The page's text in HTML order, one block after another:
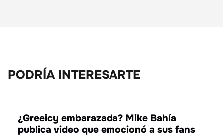
PODRÍA INTERESARTE
ENTRETENIMIENTO
¿Greeicy embarazada? Mike Bahía
publica video que emocionó a sus fans